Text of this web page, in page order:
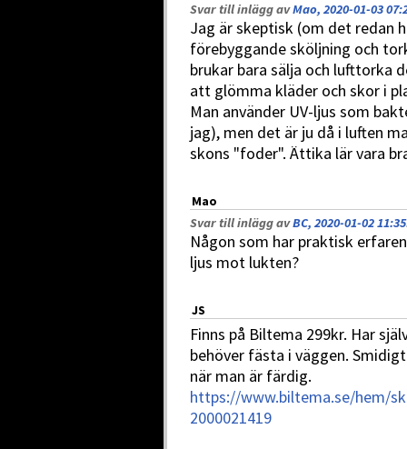
Svar till inlägg avMao, 2020-01-03
Jag är skeptisk (om det redan
förebyggande sköljning och
brukar bara sälja och lufttorka
att glömma kläder och skor i
Man använder UV-ljus som
jag), men det är ju då i luften
skons "foder". Ättika lär vara
Mao
Svar till inlägg avBC, 2020-01-02 11:35
Någon som har praktisk
ljus mot lukten?
JS
Finns på Biltema 299kr. Har
behöver fästa i väggen.
när man är färdig.
https://www.biltema.se/hem/
2000021419